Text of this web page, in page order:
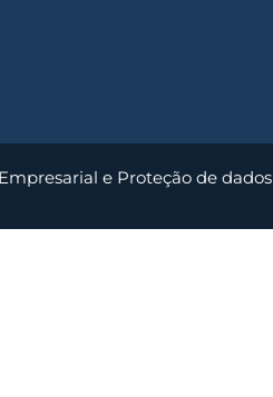
e Proteção de dados